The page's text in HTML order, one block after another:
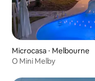
Microcasa ⋅ Melbourne
O Mini Melby